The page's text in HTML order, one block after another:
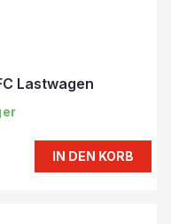
Lastwagen
IN DEN KORB